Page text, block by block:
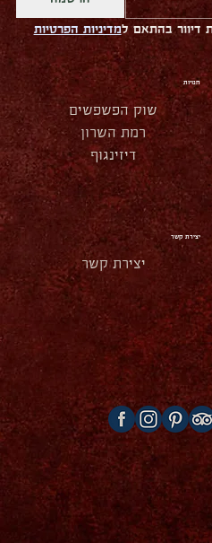
חנויות
שוק הפשפשים
רמת השרון
דיזינגוף
יצירת קשר
יצירת קשר
דיוור בהתאם למדיניות הפרטיות